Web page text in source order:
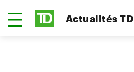
Actualités TD